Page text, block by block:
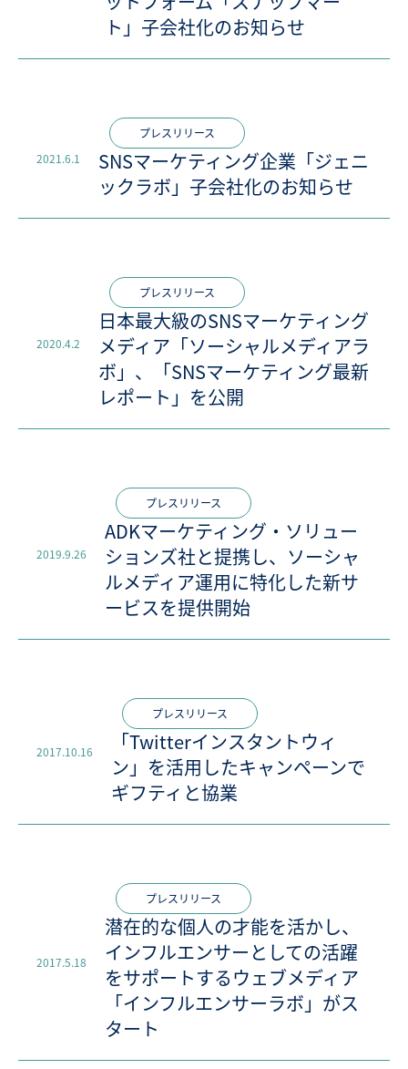
ト」子会社化のお知らせ
2021.6.1
プレスリリース
SNSマーケティング企業「ジェニ
ックラボ」子会社化のお知らせ
2020.4.2
プレスリリース
日本最大級のSNSマーケティング
メディア「ソーシャルメディアラ
ボ」、「SNSマーケティング最新
レポート」を公開
2019.9.26
プレスリリース
ADKマーケティング・ソリュー
ションズ社と提携し、ソーシャ
ルメディア運用に特化した新サ
ービスを提供開始
2017.10.16
プレスリリース
「Twitterインスタントウィ
ン」を活用したキャンペーンで
ギフティと協業
2017.5.18
プレスリリース
潜在的な個人の才能を活かし、
インフルエンサーとしての活躍
をサポートするウェブメディア
「インフルエンサーラボ」がス
タート